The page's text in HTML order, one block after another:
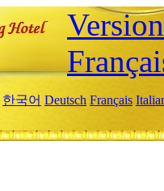
한국어 Deutsch Français